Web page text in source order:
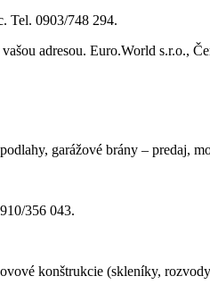
Tel. 0903/748 294.
adresou. Euro.World s.r.o.,
garážové brány – predaj,
356 043.
konštrukcie (skleníky,